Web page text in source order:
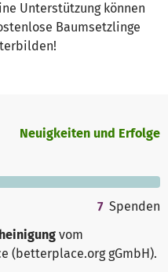
Unterstützung können
Baumsetzlinge
Neuigkeiten und Erfolge
7 Spenden
vom
(betterplace.org gGmbH).